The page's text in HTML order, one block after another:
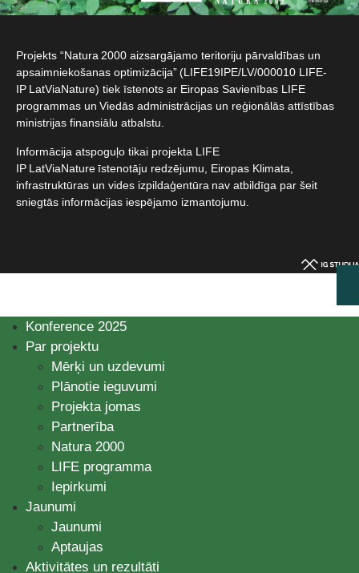
Projekts “Natura 2000 aizsargājamo teritoriju pārvaldības un
apsaimniekošanas optimizācija” (LIFE19IPE/LV/000010 LIFE-
IP LatViaNature) tiek īstenots ar Eiropas Savienības LIFE
programmas un Viedās administrācijas un reģionālās attīstības
ministrijas finansiālu atbalstu.​
Informācija atspoguļo tikai projekta LIFE
IP LatViaNature īstenotāju redzējumu, Eiropas Klimata,
infrastruktūras un vides izpildaģentūra nav atbildīga par šeit
sniegtās informācijas iespējamo izmantojumu.​
Konference 2025
Par projektu
Mērķi un uzdevumi
Plānotie ieguvumi
Projekta jomas
Partnerība
Natura 2000
LIFE programma
Iepirkumi
Jaunumi
Jaunumi
Aptaujas
Aktivitātes un rezultāti